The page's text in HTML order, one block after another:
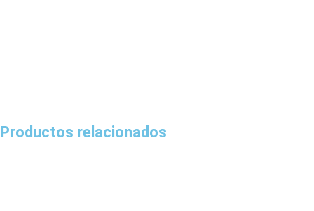
Productos relacionados